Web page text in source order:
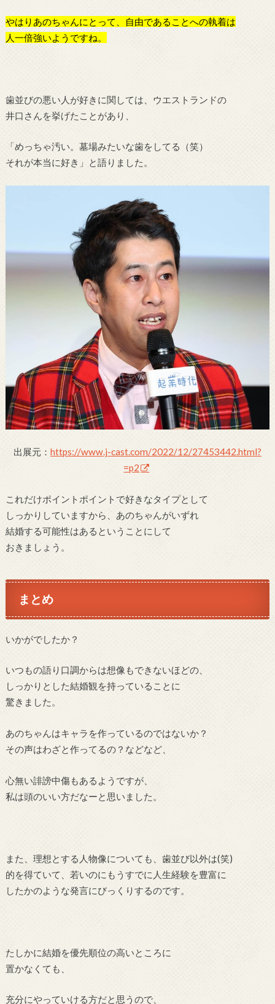
やはりあのちゃんにとって、自由であることへの執着は
人一倍強いようですね。
歯並びの悪い人が好きに関しては、ウエストランドの
井口さんを挙げたことがあり、
「めっちゃ汚い。墓場みたいな歯をしてる（笑）
それが本当に好き」と語りました。
出展元： https://www.j-cast.com/2022/12/27453442.html?
=p2
これだけポイントポイントで好きなタイプとして
しっかりしていますから、あのちゃんがいずれ
結婚する可能性はあるということにして
おきましょう。
まとめ
いかがでしたか？
いつもの語り口調からは想像もできないほどの、
しっかりとした結婚観を持っていることに
驚きました。
あのちゃんはキャラを作っているのではないか？
その声はわざと作ってるの？などなど、
心無い誹謗中傷もあるようですが、
私は頭のいい方だなーと思いました。
また、理想とする人物像についても、歯並び以外は(笑)
的を得ていて、若いのにもうすでに人生経験を豊富に
したかのような発言にびっくりするのです。
たしかに結婚を優先順位の高いところに
置かなくても、
充分にやっていける方だと思うので、